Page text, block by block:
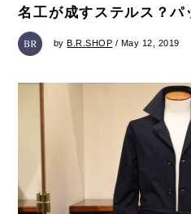
名工が成すステルス？パ
byB.R.SHOP / May 12, 2019